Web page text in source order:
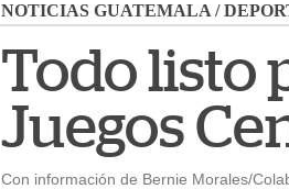
NOTICIAS GUATEMALA /
Todo listo
Juegos
Con información de Bernie Morales/